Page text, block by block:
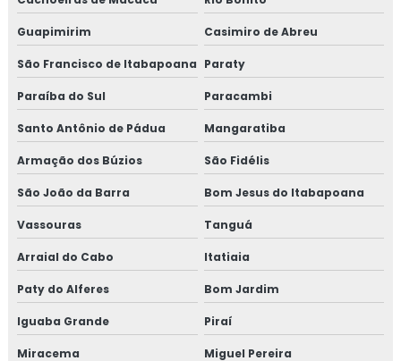
TREINAMENTO NR13 TUBULAÇÃO
TREINAMENTO NR13 TANQUE METÁLICO
TREINAMENTO NR10
TREINAMENTO NR10 SEGURANÇA EM
INSTALAÇÕES ELÉTRICAS
TREINAMENTO NR34
TREINAMENTO NR34 ITEM TESTE DE
PRESSURIZADAS
REPAROS EM TUBULAÇÕES
Guapimirim Casimiro de Abreu
São Francisco de Itabapoana Paraty
Paraíba do Sul Paracambi
Santo Antônio de Pádua Mangaratiba
Armação dos Búzios São Fidélis
São João da Barra Bom Jesus do Itabapoana
Vassouras Tanguá
Arraial do Cabo Itatiaia
Paty do Alferes Bom Jardim
Iguaba Grande Piraí
Miracema Miguel Pereira